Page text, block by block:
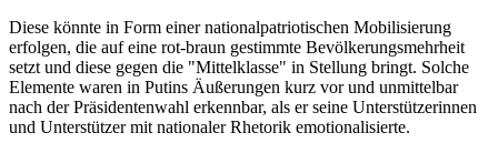
Diese könnte in Form einer nationalpatriotischen Mobilisierung
erfolgen, die auf eine rot-braun gestimmte Bevölkerungsmehrheit
setzt und diese gegen die "Mittelklasse" in Stellung bringt. Solche
Elemente waren in Putins Äußerungen kurz vor und unmittelbar
nach der Präsidentenwahl erkennbar, als er seine Unterstützerinnen
und Unterstützer mit nationaler Rhetorik emotionalisierte.